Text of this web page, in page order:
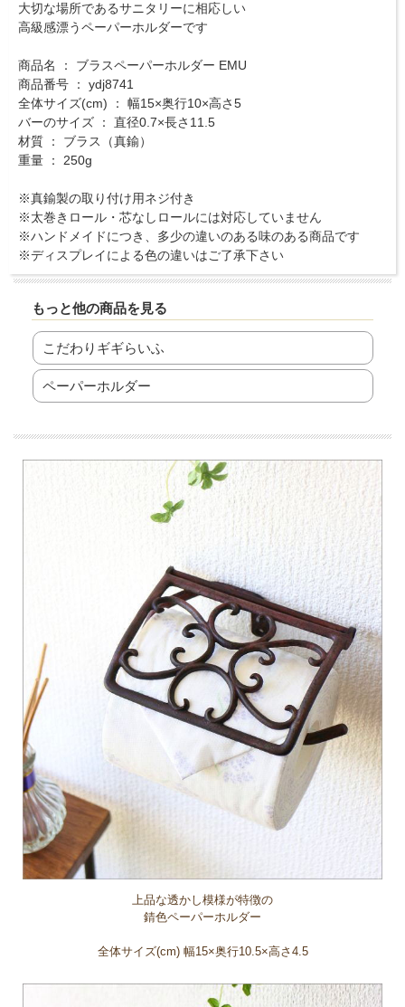
大切な場所であるサニタリーに相応しい
高級感漂うペーパーホルダーです
商品名 ： ブラスペーパーホルダー EMU
商品番号 ： ydj8741
全体サイズ(cm) ： 幅15×奥行10×高さ5
バーのサイズ ： 直径0.7×長さ11.5
材質 ： ブラス（真鍮）
重量 ： 250g
※真鍮製の取り付け用ネジ付き
※太巻きロール・芯なしロールには対応していません
※ハンドメイドにつき、多少の違いのある味のある商品です
※ディスプレイによる色の違いはご了承下さい
もっと他の商品を見る
こだわりギギらいふ
ペーパーホルダー
上品な透かし模様が特徴の
錆色ペーパーホルダー
全体サイズ(cm) 幅15×奥行10.5×高さ4.5